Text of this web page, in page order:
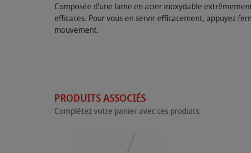
Composée d'une lame en acier inoxydable
efficaces. Pour vous en servir efficacement, appuyez
mouvement.
PRODUITS ASSOCIÉS
Complétez votre panier avec ces produits